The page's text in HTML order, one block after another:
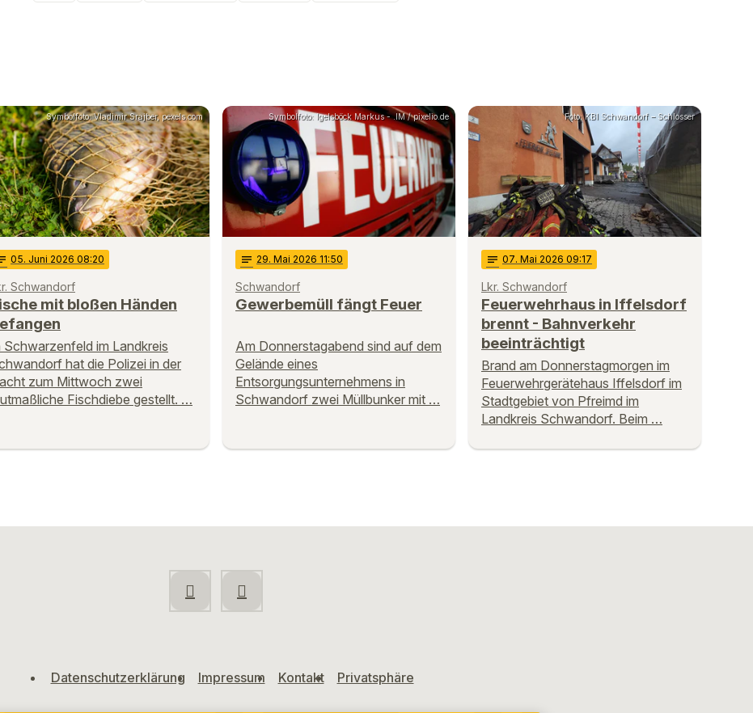
Symbolfoto: Vladimir Srajber, pexels.com
05. Juni 2026 08:20
Schwandorf
mit bloßen Händen
Schwarzenfeld im Landkreis
hat die Polizei in der
zum Mittwoch zwei
Fischdiebe gestellt. …
Symbolfoto: Igelsböck Markus - .IM / pixelio.de
notes 29. Mai 2026 11:50
Schwandorf
Gewerbemüll fängt Feuer
Am Donnerstagabend sind auf dem
Gelände eines
Entsorgungsunternehmens in
Schwandorf zwei Müllbunker mit …
Foto: KBI Schwandorf – Schlosser
notes 07. Mai 2026 09:17
Lkr. Schwandorf
Feuerwehrhaus in Iffelsdorf
brennt - Bahnverkehr
beeinträchtigt
Brand am Donnerstagmorgen im
Feuerwehrgerätehaus Iffelsdorf im
Stadtgebiet von Pfreimd im
Landkreis Schwandorf. Beim …
Datenschutzerklärung Impressum Kontakt Privatsphäre